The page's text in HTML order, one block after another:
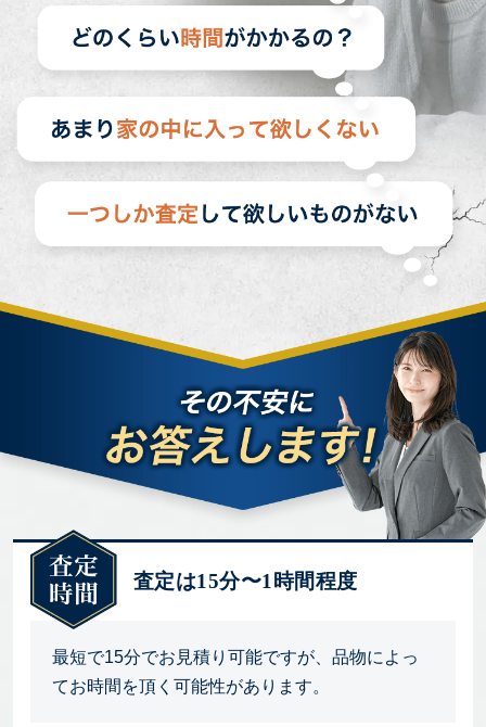
査定は15分〜1時間程度
最短で15分でお見積り可能ですが、品物によっ
てお時間を頂く可能性があります。